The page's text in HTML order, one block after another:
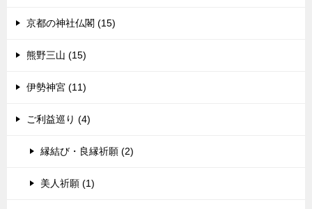
京都の神社仏閣 (15)
熊野三山 (15)
伊勢神宮 (11)
ご利益巡り (4)
縁結び・良縁祈願 (2)
美人祈願 (1)